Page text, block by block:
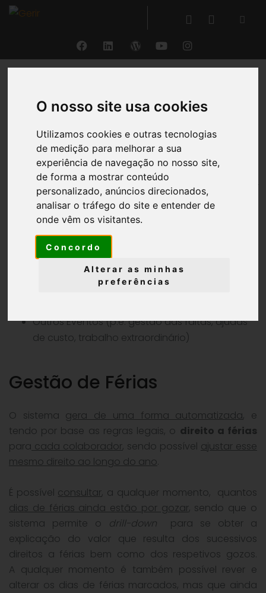
O nosso site usa cookies
Utilizamos cookies e outras tecnologias
de medição para melhorar a sua
experiência de navegação no nosso site,
de forma a mostrar conteúdo
personalizado, anúncios direcionados,
analisar o tráfego do site e entender de
onde vêm os visitantes.
Concordo
Alterar as minhas
preferências
Gestão de Eventos
O sistema possui uma área de gestão de eventos,
onde sãoregistados todos os eventos ocorridos
com um dado colaboradore que têm impacto no
processamento salarial ou no cadastro do
mesmo. Destacamos as seguintes categorias de
eventos:
Gestão de Férias
Gestão do Subsídio de Férias e Natal
Outros Eventos (p.e. gestão das faltas, ajudas
de custo, trabalho extraordinário)
Gestão de Férias
O sistema gera de uma forma automatizada, e
tendo por base as regras legais, o direito a férias
para cada colaborador, sendo possível ajustar esse
mesmo direito ao longo do ano
É possível consultar, a qualquer momento, quantos
dias de férias ainda estão por gozar, sendo que o
sistema permite o
drill-downpara se obter a
explicação do valor que resulta dos sucessivos
direitos a férias bem como dos respetivos gozos.
A qualquer momento é também possível rever e
alterar os dias de férias marcados, mas que ainda